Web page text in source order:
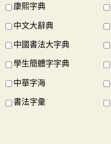
康熙字典
中文大辭典
中國書法大字典
學生簡體字字典
中華字海
書法字彙